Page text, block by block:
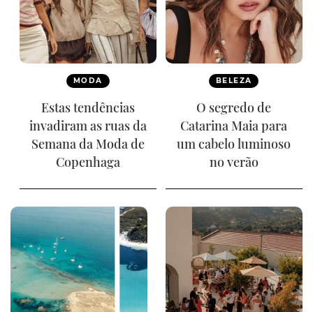
MODA
Estas tendências
invadiram as ruas da
Semana da Moda de
Copenhaga
BELEZA
O segredo de
Catarina Maia para
um cabelo luminoso
no verão